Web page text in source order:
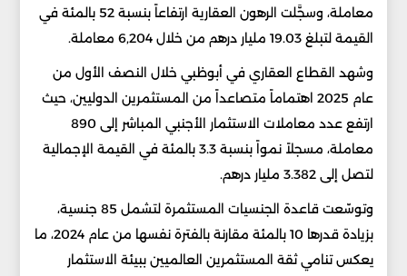
معاملة، وسجَّلت الرهون العقارية ارتفاعاً بنسبة 52 بالمئة في
القيمة لتبلغ 19.03 مليار درهم من خلال 6,204 معاملة.
وشهد القطاع العقاري في أبوظبي خلال النصف الأول من
عام 2025 اهتماماً متصاعداً من المستثمرين الدوليين، حيث
ارتفع عدد معاملات الاستثمار الأجنبي المباشر إلى 890
معاملة، مسجلاً نمواً بنسبة 3.3 بالمئة في القيمة الإجمالية
لتصل إلى 3.382 مليار درهم.
وتوسّعت قاعدة الجنسيات المستثمرة لتشمل 85 جنسية،
بزيادة قدرها 10 بالمئة مقارنة بالفترة نفسها من عام 2024، ما
يعكس تنامي ثقة المستثمرين العالميين ببيئة الاستثمار